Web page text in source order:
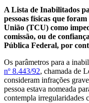
A Lista de Inabilitados
pessoas físicas que
União (TCU) como
comissão, ou de
Pública Federal, por
Os parâmetros para a
nº 8.443/92, chamada de
consideram infrações
pessoa estava nomeada
contempla irregularidades